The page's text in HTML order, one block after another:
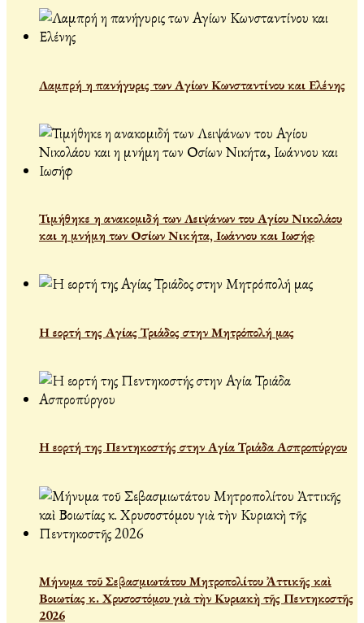
Λαμπρή η πανήγυρις των Αγίων Κωνσταντίνου και Ελένης
Τιμήθηκε η ανακομιδή των Λειψάνων του Αγίου Νικολάου
και η μνήμη των Οσίων Νικήτα, Ιωάννου και Ιωσήφ
Η εορτή της Αγίας Τριάδος στην Μητρόπολή μας
Η εορτή της Πεντηκοστής στην Αγία Τριάδα Ασπροπύργου
Μήνυμα τοῦ Σεβασμιωτάτου Μητροπολίτου Ἀττικῆς καὶ
Βοιωτίας κ. Χρυσοστόμου γιὰ τὴν Κυριακὴ τῆς Πεντηκοστῆς
2026